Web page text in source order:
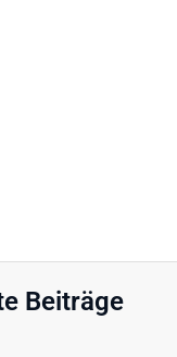
Beiträge